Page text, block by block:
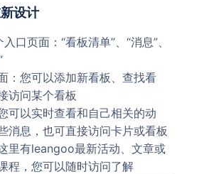
设计
口页面：“看板清单”、“消息”、
：您可以添加新看板、查找看
访问某个看板
可以实时查看和自己相关的动
消息，也可直接访问卡片或看板
里有leangoo最新活动、文章或
程，您可以随时访问了解